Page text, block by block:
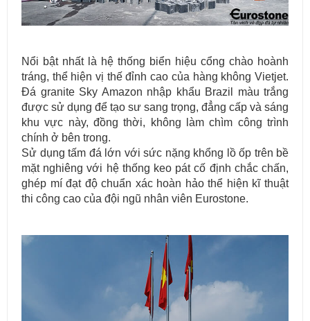
Nổi bật nhất là hệ thống biển hiệu cổng chào hoành
tráng, thể hiện vị thế đỉnh cao của hàng không Vietjet.
Đá granite Sky Amazon nhập khẩu Brazil màu trắng
được sử dụng để tạo sư sang trọng, đẳng cấp và sáng
khu vực này, đồng thời, không làm chìm công trình
chính ở bên trong.
Sử dụng tấm đá lớn với sức nặng khổng lồ ốp trên bề
mặt nghiêng với hệ thống keo pát cố định chắc chấn,
ghép mí đạt độ chuẩn xác hoàn hảo thể hiện kĩ thuật
thi công cao của đội ngũ nhân viên Eurostone.